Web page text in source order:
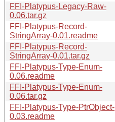
FFI-Platypus-Legacy-Raw-
0.06.tar.gz
FFI-Platypus-Record-
StringArray-0.01.readme
FFI-Platypus-Record-
StringArray-0.01.tar.gz
FFI-Platypus-Type-Enum-
0.06.readme
FFI-Platypus-Type-Enum-
0.06.tar.gz
FFI-Platypus-Type-PtrObject-
0.03.readme